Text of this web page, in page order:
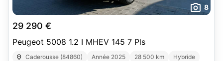
8
29 290 €
Peugeot 5008 1.2 I MHEV 145 7 Pls
Caderousse (84860) Année 2025 28 500 km
Hybride